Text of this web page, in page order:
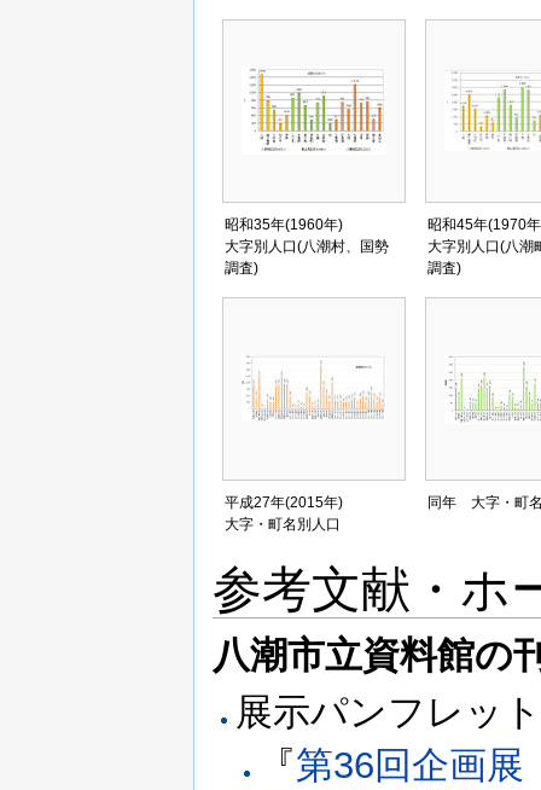
昭和35年(1960年)
大字別人口(八潮村、国勢
調査)
昭和45年(1970
大字別人口(八潮
調査)
平成27年(2015年)
大字・町名別人口
同年 大字・町
参考文献・ホ
八潮市立資料館の
展示パンフレッ
『第36回企画